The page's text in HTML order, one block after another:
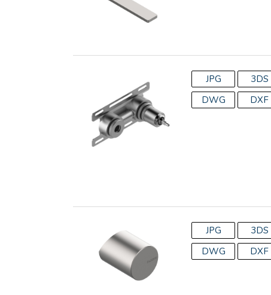
JPG
3DS
DWG
DXF
JPG
3DS
DWG
DXF